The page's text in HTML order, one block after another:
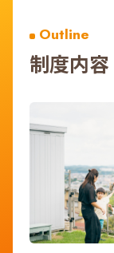
Outline
制度内容